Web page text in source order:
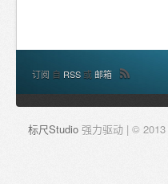
订阅 自 RSS 或 邮箱
标尺Studio 强力驱动 | © 2013